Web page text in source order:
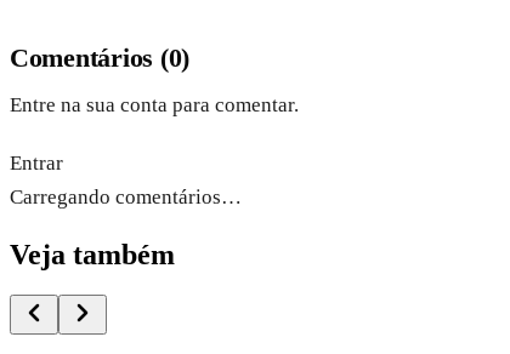
Comentários (0)
Entre na sua conta para comentar.
Entrar
Carregando comentários…
Veja também